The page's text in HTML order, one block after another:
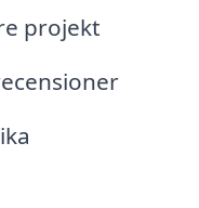
projekt